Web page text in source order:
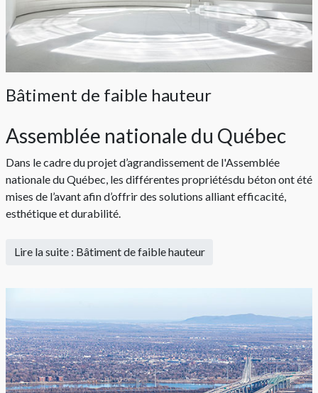
Bâtiment de faible hauteur
Assemblée nationale du Québec
Dans le cadre du projet d’agrandissement de l'Assemblée
nationale du Québec, les différentes propriétésdu béton ont été
mises de l’avant afin d’offrir des solutions alliant efficacité,
esthétique et durabilité.
Lire la suite : Bâtiment de faible hauteur